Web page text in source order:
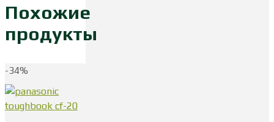
Похожие
продукты
-34%